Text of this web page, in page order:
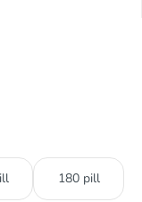
180 pill